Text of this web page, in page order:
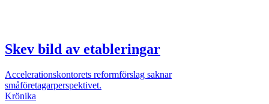
Skev bild av etableringar
Accelerationskontorets reformförslag saknar
småföretagarperspektivet.
Krönika